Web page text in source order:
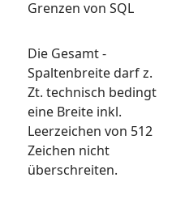
Grenzen von SQL
Die Gesamt -
Spaltenbreite darf z.
Zt. technisch bedingt
eine Breite inkl.
Leerzeichen von 512
Zeichen nicht
überschreiten.